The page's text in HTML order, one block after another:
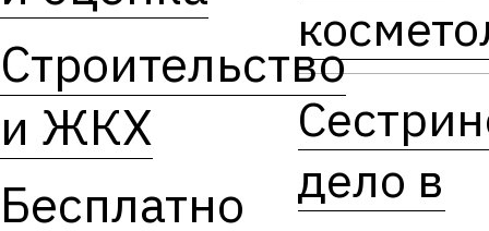
Строительство
и ЖКХ
Бесплатно
дело в